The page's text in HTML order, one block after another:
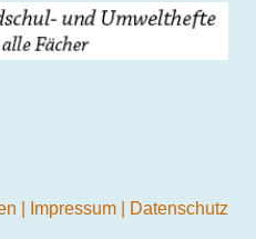
Impressum Datenschutz